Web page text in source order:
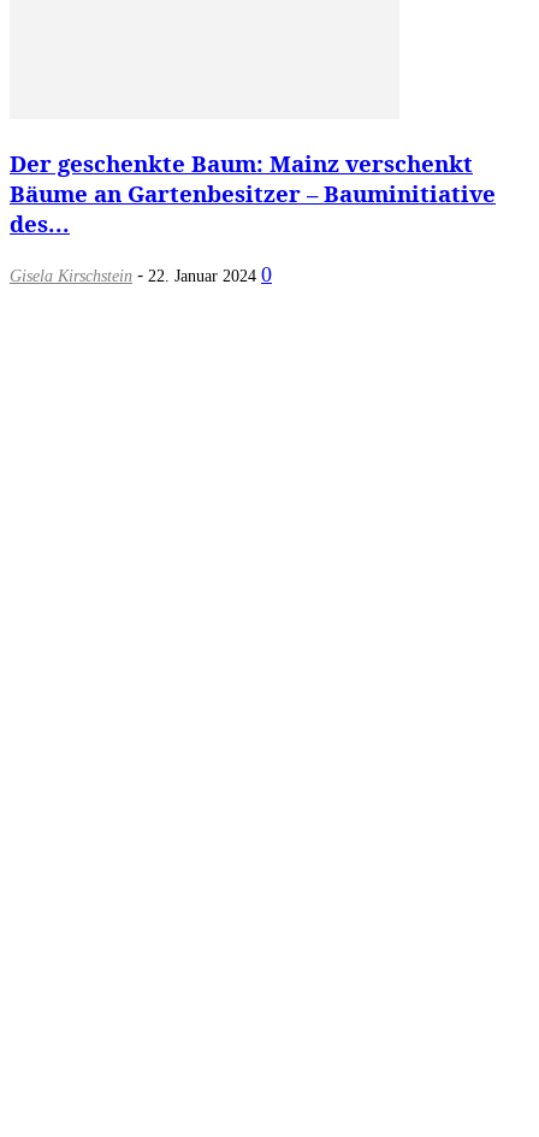
Der geschenkte Baum: Mainz verschenkt
Bäume an Gartenbesitzer – Bauminitiative
des...
Gisela Kirschstein - 22. Januar 2024 0